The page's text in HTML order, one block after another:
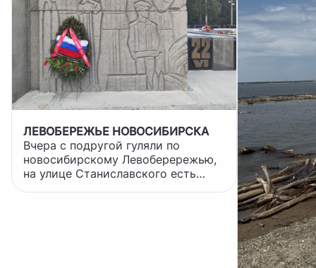
ЛЕВОБЕРЕЖЬЕ НОВОСИБИРСКА
Вчера с подругой гуляли по
новосибирскому Левоберережью,
на улице Станиславского есть